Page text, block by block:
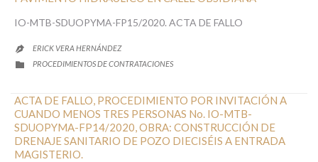
IO-MTB-SDUOPYMA-FP15/2020. ACTA DE FALLO

ERICK VERA HERNÁNDEZ

CATEGORY
PROCEDIMIENTOS DE CONTRATACIONES
ACTA DE FALLO, PROCEDIMIENTO POR INVITACIÓN A
CUANDO MENOS TRES PERSONAS No. IO-MTB-
SDUOPYMA-FP14/2020, OBRA: CONSTRUCCIÓN DE
DRENAJE SANITARIO DE POZO DIECISÉIS A ENTRADA
MAGISTERIO.